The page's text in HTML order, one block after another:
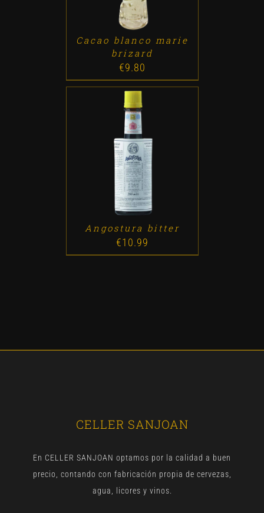
Cacao blanco marie
brizard
€9.80
ADD TO CART / DETALLES
Angostura bitter
€10.99
CELLER SANJOAN
En CELLER SANJOAN optamos por la calidad a buen
precio, contando con fabricación propia de cervezas,
agua, licores y vinos.